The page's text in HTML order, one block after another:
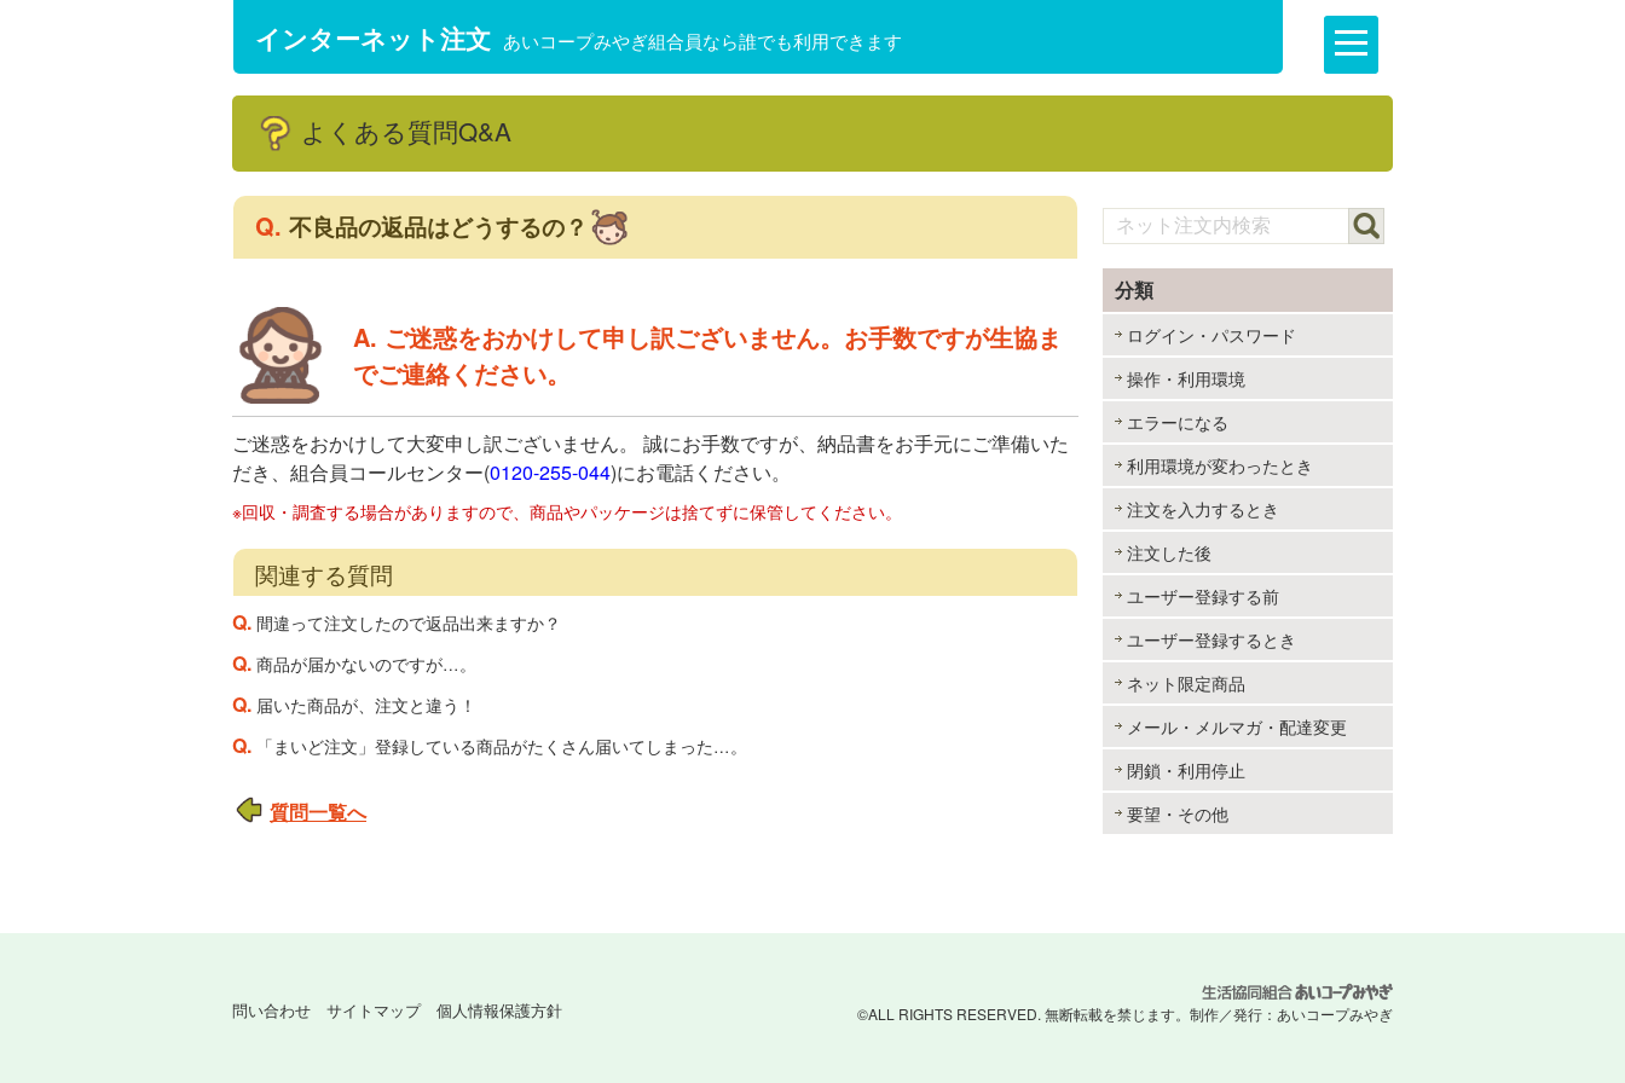
インターネット注文 あいコープみやぎ組合員なら誰でも利用できます
よくある質問Q&A
Q. 不良品の返品はどうするの？
A. ご迷惑をおかけして申し訳ございません。お手数ですが生協ま
でご連絡ください。
ご迷惑をおかけして大変申し訳ございません。 誠にお手数ですが、納品書をお手元にご準備いた
だき、組合員コールセンター(0120-255-044)にお電話ください。
※回収・調査する場合がありますので、商品やパッケージは捨てずに保管してください。
関連する質問
Q. 間違って注文したので返品出来ますか？
Q. 商品が届かないのですが…。
Q. 届いた商品が、注文と違う！
Q. 「まいど注文」登録している商品がたくさん届いてしまった…。
質問一覧へ
分類
ログイン・パスワード
操作・利用環境
エラーになる
利用環境が変わったとき
注文を入力するとき
注文した後
ユーザー登録する前
ユーザー登録するとき
ネット限定商品
メール・メルマガ・配達変更
閉鎖・利用停止
要望・その他
問い合わせ サイトマップ 個人情報保護方針 ©ALL RIGHTS RESERVED. 無断転載を禁じます。 制作／発行：あいコープみやぎ